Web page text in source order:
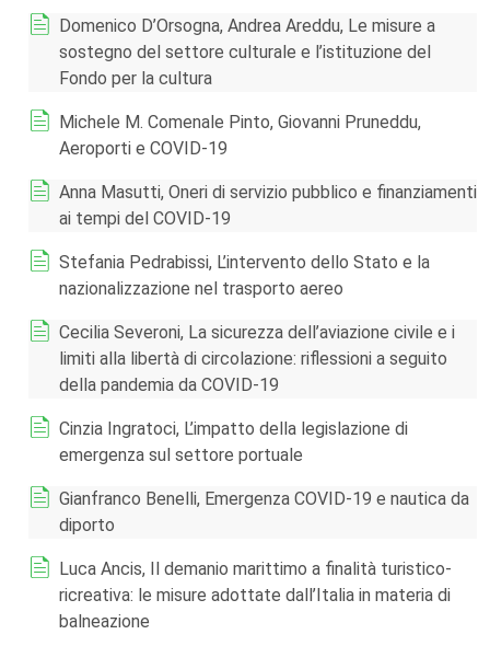
Domenico D’Orsogna, Andrea Areddu, Le misure a
sostegno del settore culturale e l’istituzione del
Fondo per la cultura
Michele M. Comenale Pinto, Giovanni Pruneddu,
Aeroporti e COVID-19
Anna Masutti, Oneri di servizio pubblico e finanziamenti
ai tempi del COVID-19
Stefania Pedrabissi, L’intervento dello Stato e la
nazionalizzazione nel trasporto aereo
Cecilia Severoni, La sicurezza dell’aviazione civile e i
limiti alla libertà di circolazione: riflessioni a seguito
della pandemia da COVID-19
Cinzia Ingratoci, L’impatto della legislazione di
emergenza sul settore portuale
Gianfranco Benelli, Emergenza COVID-19 e nautica da
diporto
Luca Ancis, Il demanio marittimo a finalità turistico-
ricreativa: le misure adottate dall’Italia in materia di
balneazione